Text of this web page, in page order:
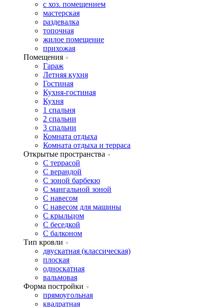
с хоз. помещением
мастерская
раздевалка
топочная
жилое помещение
прихожая
Помещения
Гараж
Летняя кухня
Гостиная
Кухня-гостиная
Кухня
1 спальня
2 спальни
3 спальни
Комната отдыха
Комната отдыxа и терраса
Открытые пространства
C террасой
C верандой
C зоной барбекю
C мангальной зоной
C навесом
C навесом для машины
C крыльцом
C беседкой
C балконом
Тип кровли
двускатная (классическая)
плоская
односкатная
вальмовая
Форма постройки
прямоугольная
квадратная